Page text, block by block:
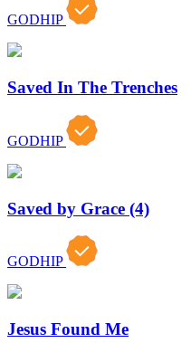
GODHIP
Saved In The Trenches
GODHIP
Saved by Grace (4)
GODHIP
Jesus Found Me